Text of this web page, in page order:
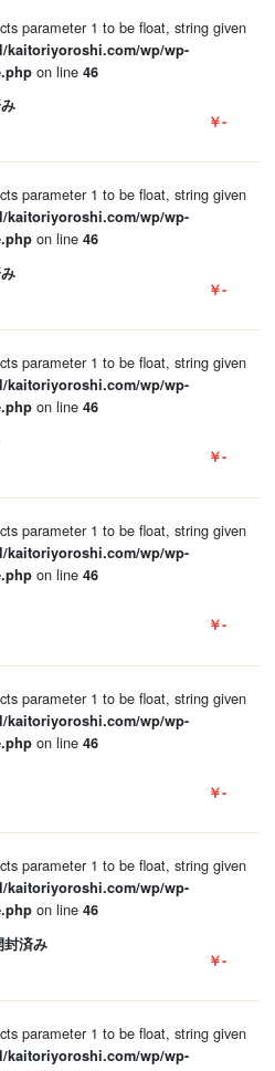
parameter 1 to be float, string given
kaitoriyoroshi.com/wp/wp-
on line 46
￥-
parameter 1 to be float, string given
kaitoriyoroshi.com/wp/wp-
on line 46
￥-
parameter 1 to be float, string given
kaitoriyoroshi.com/wp/wp-
on line 46
￥-
parameter 1 to be float, string given
kaitoriyoroshi.com/wp/wp-
on line 46
￥-
parameter 1 to be float, string given
kaitoriyoroshi.com/wp/wp-
on line 46
￥-
parameter 1 to be float, string given
kaitoriyoroshi.com/wp/wp-
on line 46
済み
￥-
parameter 1 to be float, string given
kaitoriyoroshi.com/wp/wp-